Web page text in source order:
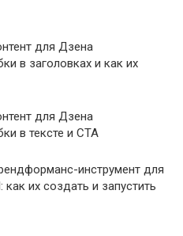
для Дзена
в заголовках и как их
для Дзена
в тексте и CTA
инструмент для
их создать и запустить